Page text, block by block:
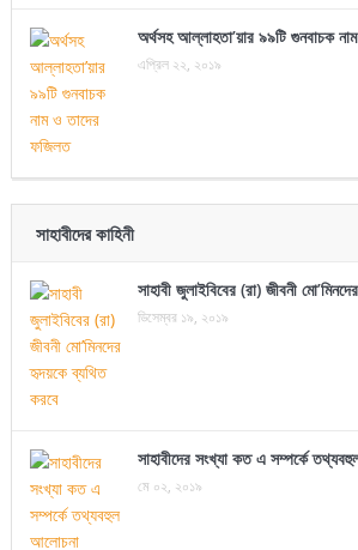
অর্থসহ আল্লাহতা’য়ার ৯৯টি গুনবাচক
এপ্রিল ২২, ২০১৯
সাহাবীদের কাহিনী
সাহাবী জুলাইবিবের (রা) জীবনী
ডিসেম্বর ১৯, ২০১৯
সাহাবীদের সংখ্যা কত এ সম্পর্কে
মে ০২, ২০১৯